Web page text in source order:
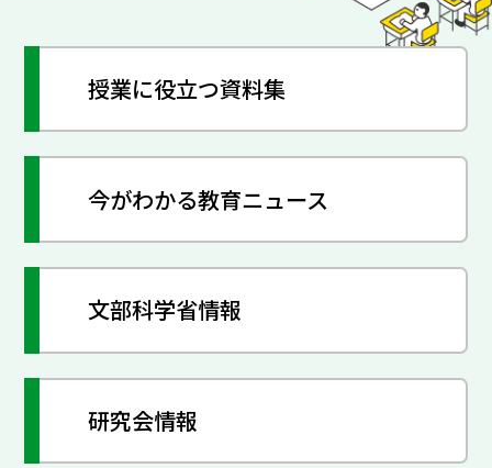
授業に役立つ資料集
今がわかる教育ニュース
文部科学省情報
研究会情報